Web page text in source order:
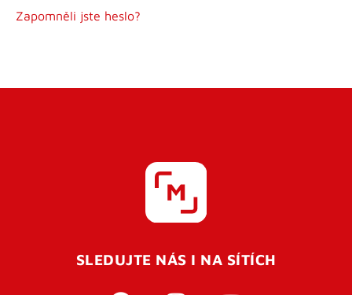
Zapomněli jste heslo?
Uživatelské jméno
SLEDUJTE NÁS I NA SÍTÍCH